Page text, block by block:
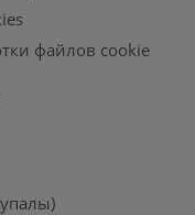
файлов cookie